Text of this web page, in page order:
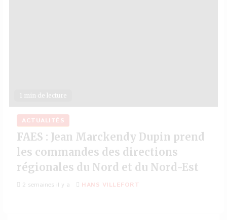
1 min de lecture
ACTUALITÉS
FAES : Jean Marckendy Dupin prend
les commandes des directions
régionales du Nord et du Nord-Est
2 semaines il y a HANS VILLEFORT